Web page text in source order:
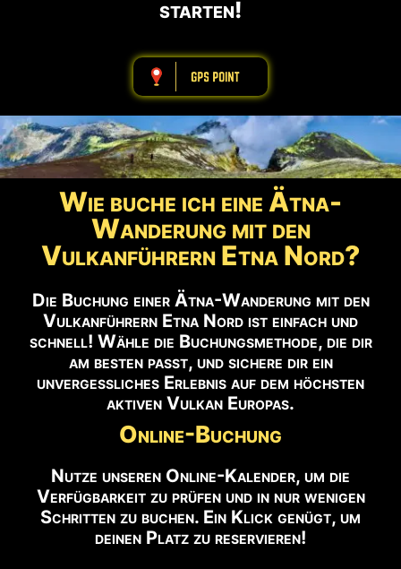
starten!
ABBBBBBBBBB
Wie buche ich eine Ätna-
Wanderung mit den
Vulkanführern Etna Nord?
Die Buchung einer Ätna-Wanderung mit den
Vulkanführern Etna Nord ist einfach und
schnell! Wähle die Buchungsmethode, die dir
am besten passt, und sichere dir ein
unvergessliches Erlebnis auf dem höchsten
aktiven Vulkan Europas.
Online-Buchung
Nutze unseren Online-Kalender, um die
Verfügbarkeit zu prüfen und in nur wenigen
Schritten zu buchen. Ein Klick genügt, um
deinen Platz zu reservieren!